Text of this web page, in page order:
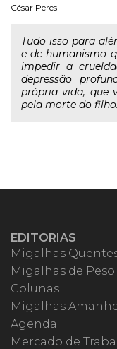
César Peres
Tudo isso para
e de humanismo
impedir a
depressão
própria vida, que
pela morte do filho.
EDITORIAS
Migalhas
Migalhas de Peso
Colunas
Migalhas
Agenda
Mercado de